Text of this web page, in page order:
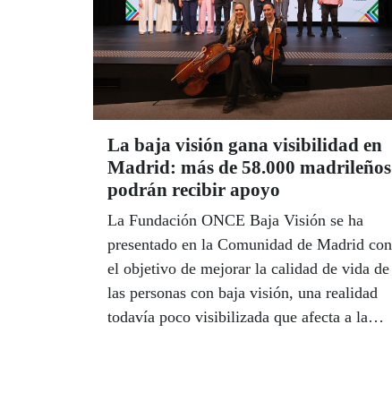
La baja visión gana visibilidad en
Madrid: más de 58.000 madrileños
podrán recibir apoyo
La Fundación ONCE Baja Visión se ha
presentado en la Comunidad de Madrid con
el objetivo de mejorar la calidad de vida de
las personas con baja visión, una realidad
todavía poco visibilizada que afecta a la